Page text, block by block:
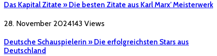
Das Kapital Zitate » Die besten Zitate aus Karl Marx’ Meisterwerk
28. November 2024143 Views
Deutsche Schauspielerin » Die erfolgreichsten Stars aus
Deutschland